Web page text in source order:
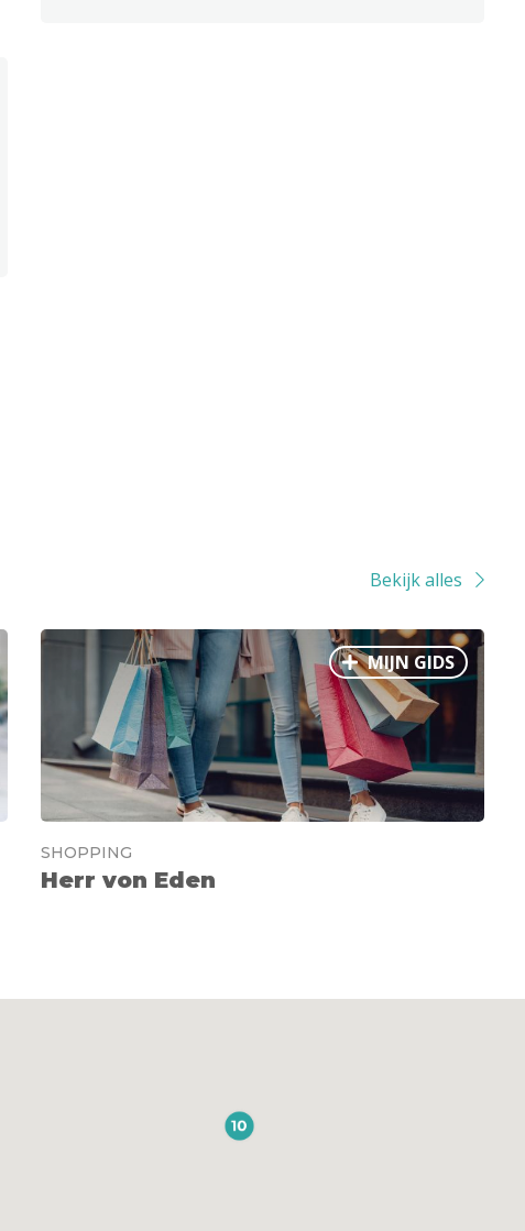
Bekijk alles
MIJN GIDS
SHOPPING
Herr von Eden